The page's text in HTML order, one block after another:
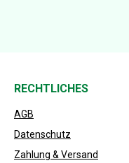
RECHTLICHES
AGB
Datenschutz
Zahlung & Versand